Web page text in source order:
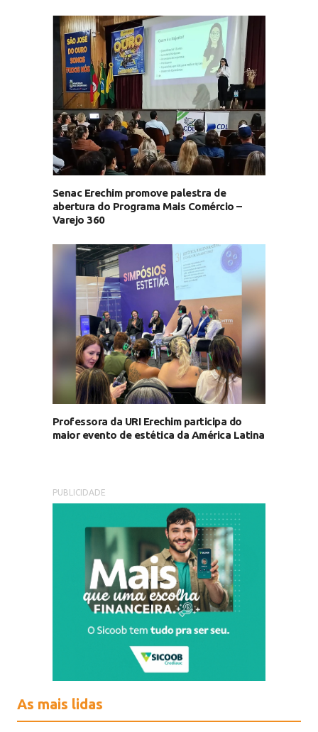
Senac Erechim promove palestra de
abertura do Programa Mais Comércio –
Varejo 360
Professora da URI Erechim participa do
maior evento de estética da América Latina
PUBLICIDADE
As mais lidas